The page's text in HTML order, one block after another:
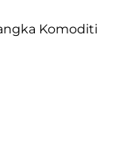
Komoditi